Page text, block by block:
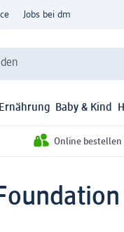
Jobs bei dm
Ernährung Baby & Kind
Online bestellen